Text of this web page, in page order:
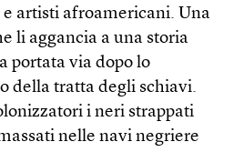
artisti afroamericani. Una
li aggancia a una storia
portata via dopo lo
della tratta degli schiavi.
i neri strappati
nelle navi negriere